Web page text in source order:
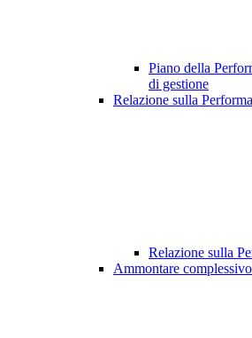
Piano della
di gestione
Relazione sulla
Relazione sulla
Ammontare